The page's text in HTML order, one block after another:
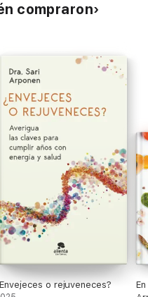
pero además desde el
compraron
o rejuveneces?